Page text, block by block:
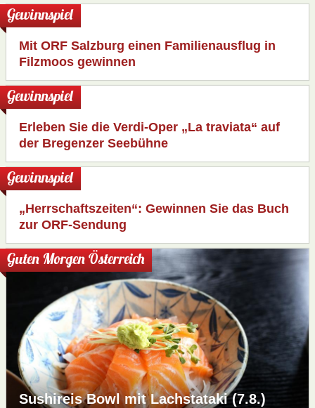
Gewinnspiel
Mit ORF Salzburg einen Familienausflug in
Filzmoos gewinnen
Gewinnspiel
Erleben Sie die Verdi-Oper „La traviata“ auf
der Bregenzer Seebühne
Gewinnspiel
„Herrschaftszeiten“: Gewinnen Sie das Buch
zur ORF-Sendung
Guten Morgen Österreich
Sushireis Bowl mit Lachstataki (7.8.)